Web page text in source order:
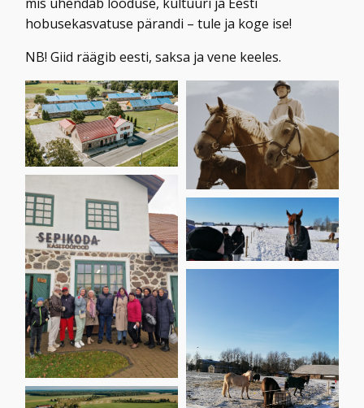
hobusekasvatuse pärandi – tule ja koge ise!
NB! Giid räägib eesti, saksa ja vene keeles.